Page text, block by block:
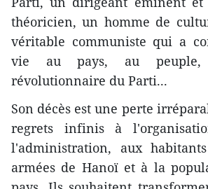
théoricien, un homme de
véritable communiste qui a
vie au pays, au
révolutionnaire du Parti...
Son décès est une perte
regrets infinis à
l'administration, aux
armées de Hanoï et à la